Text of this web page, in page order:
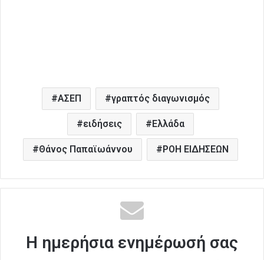
ΑΣΕΠ γραπτός διαγωνισμός
ειδήσεις Ελλάδα
Θάνος Παπαϊωάννου ΡΟΗ ΕΙΔΗΣΕΩΝ
Η ημερήσια ενημέρωσή σας